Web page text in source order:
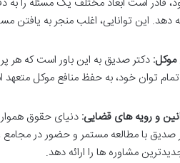
دهد. این توانایی، اغلب منجر به یافتن
موکل: دکتر صدیق به این باور است که هر
تمام توان خود، به حفظ منافع موکل
و رویه های قضایی: دنیای حقوق
صدیق با مطالعه مستمر و حضور در
مشاوره ها را ارائه دهد.